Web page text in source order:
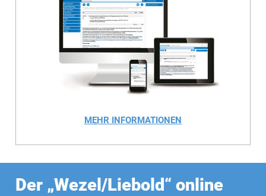
MEHR INFORMATIONEN
Der „Wezel/Liebold“ online